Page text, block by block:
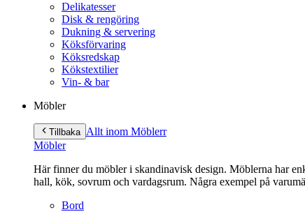
Delikatesser
Disk & rengöring
Dukning & servering
Köksförvaring
Köksredskap
Kökstextilier
Vin- & bar
Möbler
Tillbaka Allt inom Möblerr
Möbler
Här finner du möbler i skandinavisk design. Möblerna har
hall, kök, sovrum och vardagsrum. Några exempel på
Bord